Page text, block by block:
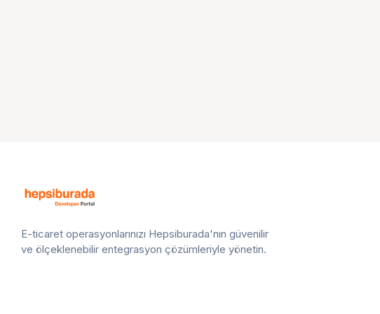
E-ticaret operasyonlarınızı Hepsiburada'nın güvenilir
ve ölçeklenebilir entegrasyon çözümleriyle yönetin.